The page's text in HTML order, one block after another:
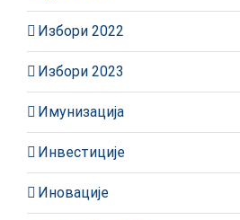
Избори 2022
Избори 2023
Имунизација
Инвестиције
Иновације